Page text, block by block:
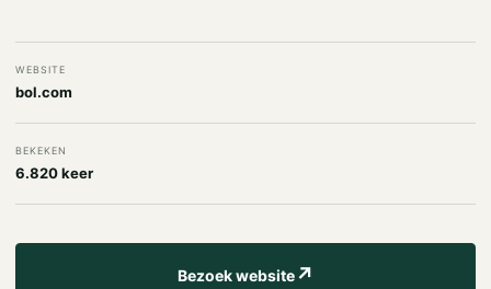
WEBSITE
bol.com
BEKEKEN
6.820 keer
Bezoek website↗